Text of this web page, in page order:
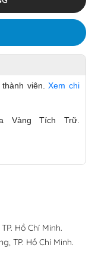
thành viên.Xem chi
Vàng Tích Trữ.
Hồ Chí Minh.
TP. Hồ Chí Minh.